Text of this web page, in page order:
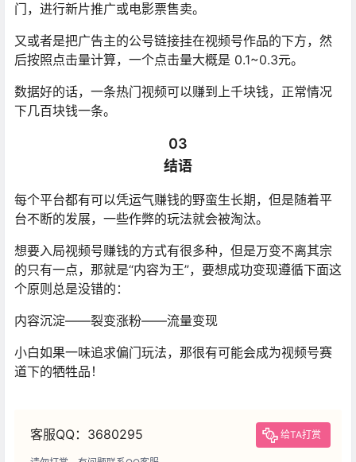
门，进行新片推广或电影票售卖。
又或者是把广告主的公号链接挂在视频号作品的下方，然
后按照点击量计算，一个点击量大概是 0.1~0.3元。
数据好的话，一条热门视频可以赚到上千块钱，正常情况
下几百块钱一条。
03
结语
每个平台都有可以凭运气赚钱的野蛮生长期，但是随着平
台不断的发展，一些作弊的玩法就会被淘汰。
想要入局视频号赚钱的方式有很多种，但是万变不离其宗
的只有一点，那就是“内容为王”，要想成功变现遵循下面这
个原则总是没错的：
内容沉淀——裂变涨粉——流量变现
小白如果一味追求偏门玩法，那很有可能会成为视频号赛
道下的牺牲品！
客服QQ：3680295 给TA打赏